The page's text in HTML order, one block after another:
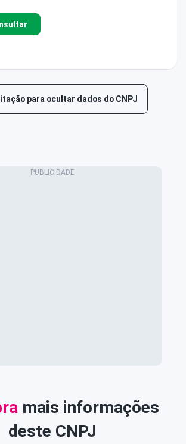
para ocultar dados do CNPJ
mais informações
deste CNPJ